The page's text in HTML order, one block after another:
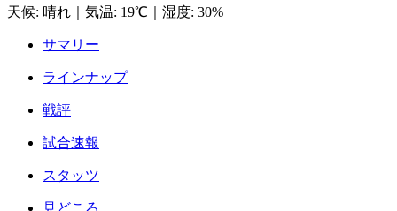
天候: 晴れ 気温: 19℃ 湿度: 30%
サマリー
ラインナップ
戦評
試合速報
スタッツ
見どころ